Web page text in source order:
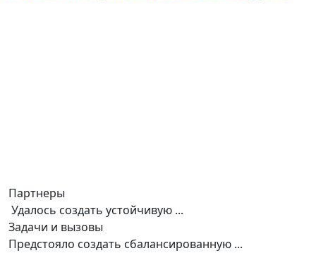
Партнеры
Удалось создать устойчивую ...
Задачи и вызовы
Предстояло создать сбалансированную ...